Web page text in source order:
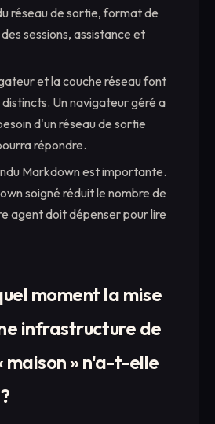
réseau de sortie, format de
sessions, assistance et
et la couche réseau font
Un navigateur géré a
d'un réseau de sortie
répondre.
Markdown est importante.
soigné réduit le nombre de
agent doit dépenser pour lire
moment la mise
infrastructure de
maison » n'a-t-elle